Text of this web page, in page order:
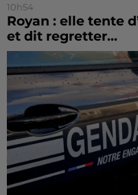
10h54
Royan : elle tente
et dit regretter...